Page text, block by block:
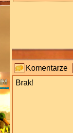
Komentarze
Brak!